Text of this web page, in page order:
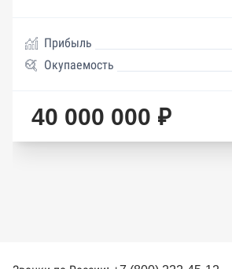
Прибыль
Окупаемость
40 000 000 ₽